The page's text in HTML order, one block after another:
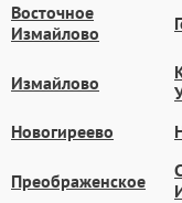
Восточное
Измайлово
Измайлово
Новогиреево
Преображенское